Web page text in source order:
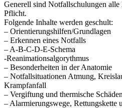
Generell sind Notfallschulungen
Pflicht.
Folgende Inhalte werden geschult:
– Orientierungshilfen/Grundlagen
– Erkennen eines Notfalls
– A-B-C-D-E-Schema
-Reanimationsalgorythmus
– Besonderheiten in der Anatomie
– Notfallsituationen Atmung,
Krampfanfall
– Vergiftung und thermische Schäden
– Alarmierungswege, Rettungskette